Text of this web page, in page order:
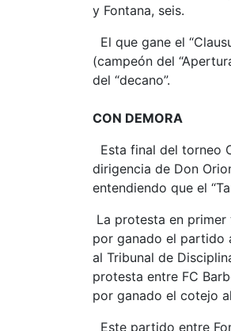
y Fontana, seis.
El que gane el
(campeón del
del “decano”.
CON DEMORA
Esta final del torneo
dirigencia de Don
entendiendo que el
La protesta en primer
por ganado el partido
al Tribunal de
protesta entre FC
por ganado el cotejo al
Este partido entre